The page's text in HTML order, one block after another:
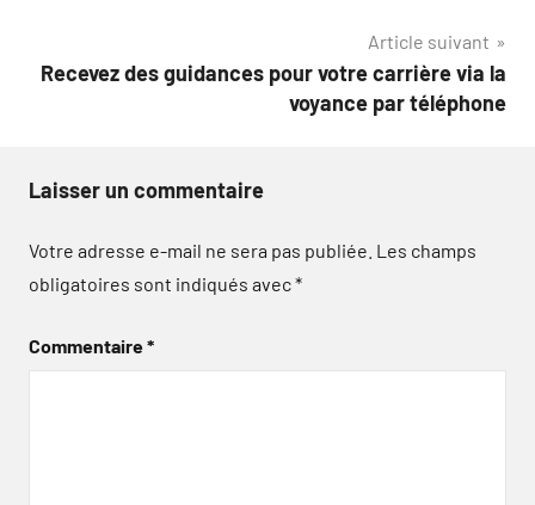
Article suivant
Recevez des guidances pour votre carrière via la
voyance par téléphone
Laisser un commentaire
Votre adresse e-mail ne sera pas publiée. Les champs
obligatoires sont indiqués avec*
Commentaire*